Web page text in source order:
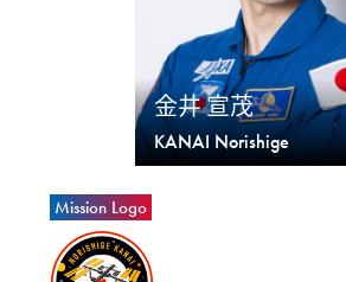
金井 宣茂
KANAI Norishige
Mission Logo